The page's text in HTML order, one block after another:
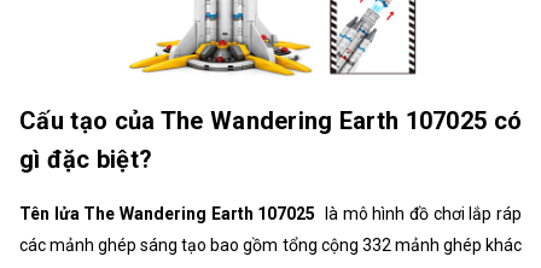
Cấu tạo của The Wandering Earth 107025 có
gì đặc biệt?
Tên lửa The Wandering Earth 107025
là mô hình đồ chơi lắp ráp
các mảnh ghép sáng tạo bao gồm tổng cộng 332 mảnh ghép khác